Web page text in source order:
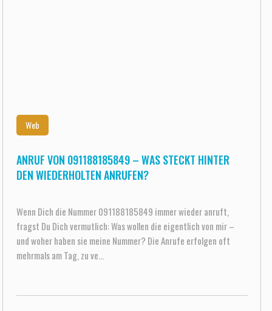
Web
ANRUF VON 091188185849 – WAS STECKT HINTER
DEN WIEDERHOLTEN ANRUFEN?
Wenn Dich die Nummer 091188185849 immer wieder anruft,
fragst Du Dich vermutlich: Was wollen die eigentlich von mir –
und woher haben sie meine Nummer? Die Anrufe erfolgen oft
mehrmals am Tag, zu ve...